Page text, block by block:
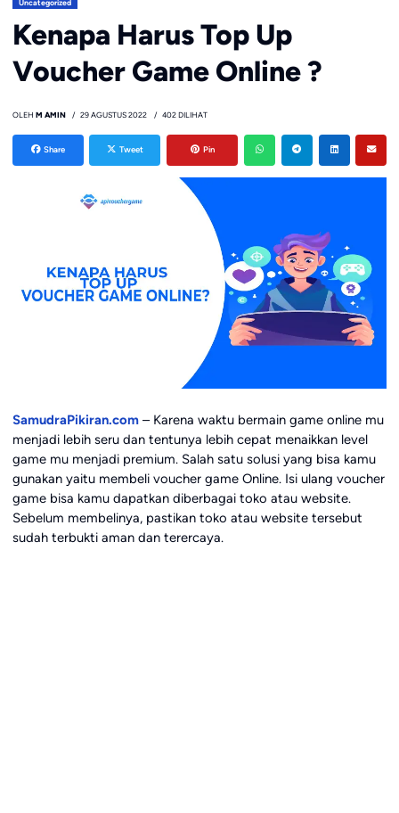
Uncategorized
Kenapa Harus Top Up
Voucher Game Online ?
OLEH M AMIN 29 AGUSTUS 2022 402 DILIHAT
Share Tweet Pin
SamudraPikiran.com– Karena waktu bermain game online mu
menjadi lebih seru dan tentunya lebih cepat menaikkan level
game mu menjadi premium. Salah satu solusi yang bisa kamu
gunakan yaitu membeli voucher game Online. Isi ulang voucher
game bisa kamu dapatkan diberbagai toko atau website.
Sebelum membelinya, pastikan toko atau website tersebut
sudah terbukti aman dan terercaya.